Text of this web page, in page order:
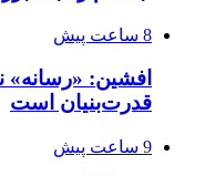
8 ساعت پیش
افشین: «رسانه»
قدرت‌بنیان است
9 ساعت پیش